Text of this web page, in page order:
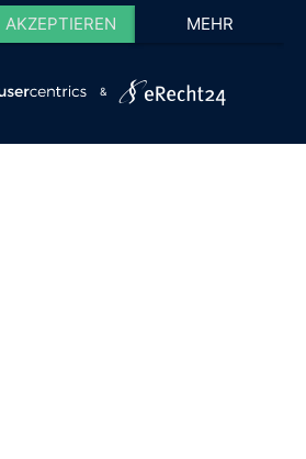
AKZEPTIEREN MEHR
&